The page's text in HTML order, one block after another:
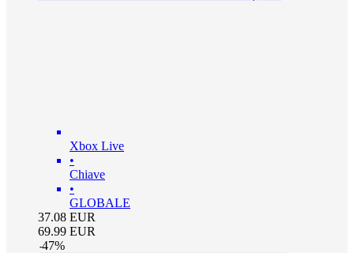
Xbox Live
•
Chiave
•
GLOBALE
37.08 EUR
69.99 EUR
-47%